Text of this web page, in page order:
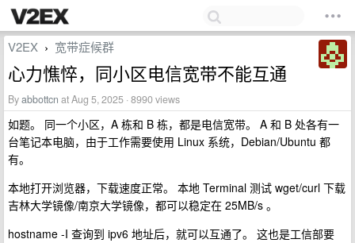
V2EX › 宽带症候群
心力憔悴，同小区电信宽带不能互通
Byabbottcn at Aug 5, 2025 · 8990 views
如题。 同一个小区，A 栋和 B 栋，都是电信宽带。 A 和 B 处各有一
台笔记本电脑，由于工作需要使用 Linux 系统，Debian/Ubuntu 都
有。
本地打开浏览器，下载速度正常。 本地 Terminal 测试 wget/curl 下载
吉林大学镜像/南京大学镜像，都可以稳定在 25MB/s 。
hostname -I 查询到 ipv6 地址后，就可以互通了。 这也是工信部要